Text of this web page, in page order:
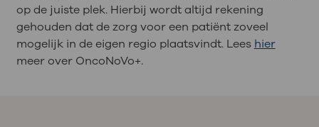
op de juiste plek. Hierbij wordt altijd rekening
gehouden dat de zorg voor een patiënt zoveel
mogelijk in de eigen regio plaatsvindt. Lees hier
meer over OncoNoVo+.